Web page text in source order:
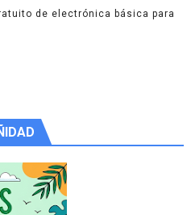
de electrónica básica para